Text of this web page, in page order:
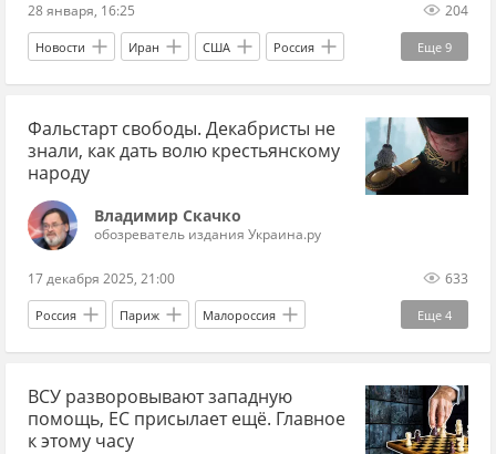
атака удары взрыв
28 января, 16:25 204
Еще 9
Новости Иран США Россия
Дональд Трамп Украина.ру МАГАТЭ
военная эскалация война
Ближний Восток Израиль
международные отношения
Международная политика
Фальстарт свободы. Декабристы не
знали, как дать волю крестьянскому
народу
Владимир Скачко
обозреватель издания Украина.ру
17 декабря 2025, 21:00 633
Еще 4
Россия Париж Малороссия
Наполеон Бонапарт
Владимир Ленин (Владимир Ульянов)
Эксклюзив весь Скачко
ВСУ разворовывают западную
помощь, ЕС присылает ещё. Главное
к этому часу